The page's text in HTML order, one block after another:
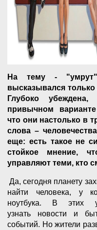
На тему -
высказывался
Глубоко
привычном
что они настолько в
слова –
еще: есть такое не
стойкое мнение,
управляют теми, кто
Да, сегодня планету
найти человека, у
ноутбука. В этих
узнать новости и
событий. Но жители